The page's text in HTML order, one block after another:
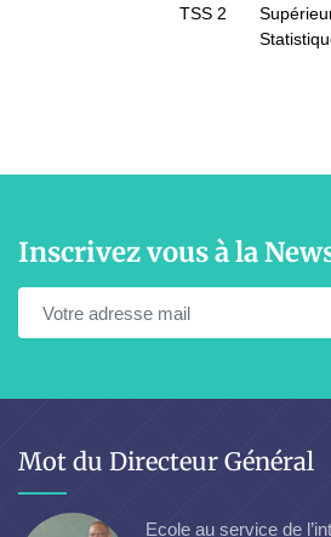
TSS 2
Inscrivez vous à la
Mot du Directeur Général
Ecole au service de